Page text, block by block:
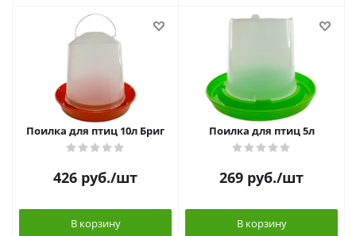
Поилка для птиц 10л Бриг
426 руб./шт
В корзину
Поилка для птиц 5л
269 руб./шт
В корзину